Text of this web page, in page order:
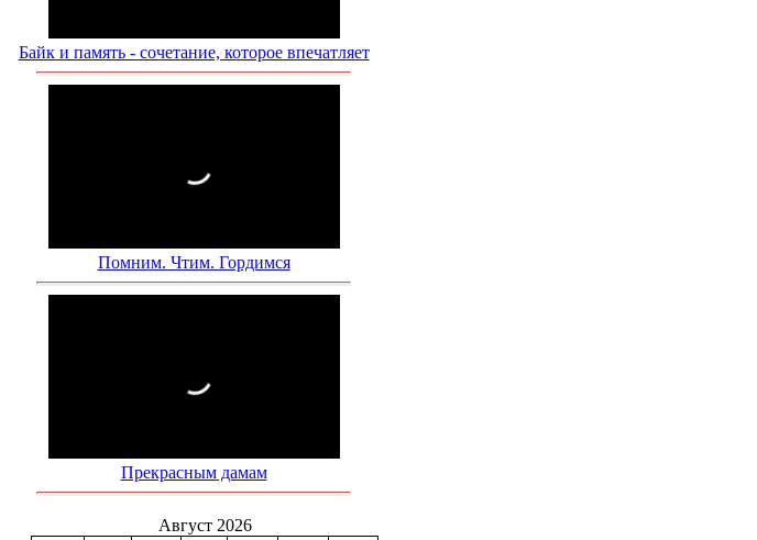
Байк и память - сочетание, которое впечатляет
Помним. Чтим. Гордимся
Прекрасным дамам
Август 2026